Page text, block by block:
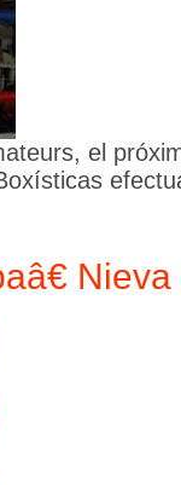
el
Nieva